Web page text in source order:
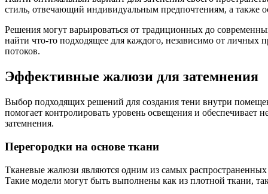
стиль, отвечающий индивидуальным предпочтениям, а также
Решения могут варьироваться от традиционных до
найти что-то подходящее для каждого, независимо от
потоков.
Эффективные жалюзи для затемнения
Выбор подходящих решений для создания тени внутри
помогает контролировать уровень освещения и
затемнения.
Перегородки на основе ткани
Тканевые жалюзи являются одним из самых
Такие модели могут быть выполнены как из плотной ткани,